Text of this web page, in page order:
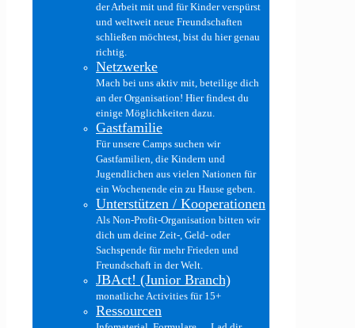
der Arbeit mit und für Kinder verspürst
und weltweit neue Freundschaften
schließen möchtest, bist du hier genau
richtig.
Netzwerke
Mach bei uns aktiv mit, beteilige dich
an der Organisation! Hier findest du
einige Möglichkeiten dazu.
Gastfamilie
Für unsere Camps suchen wir
Gastfamilien, die Kindern und
Jugendlichen aus vielen Nationen für
ein Wochenende ein zu Hause geben.
Unterstützen / Kooperationen
Als Non-Profit-Organisation bitten wir
dich um deine Zeit-, Geld- oder
Sachspende für mehr Frieden und
Freundschaft in der Welt.
JBAct! (Junior Branch)
monatliche Activities für 15+
Ressourcen